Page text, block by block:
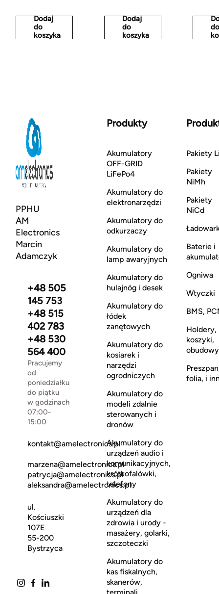
Dodaj
do
koszyka
Dodaj
do
koszyka
do
PPHU
AM
Electronics
Marcin
Adamczyk
+48 505
145 753
+48 515
402 783
+48 530
564 400
Pracujemy
od
poniedziałku
do piątku
w godzinach
07:00-
15:00
kontakt@amelectronics.pl
marzena@amelectronics.pl
patrycja@amelectronics.pl
aleksandra@amelectronics.pl
ul.
Kościuszki
107E
55-200
Bystrzyca
Produkty
Akumulatory
OFF-GRID
LiFePo4
Akumulatory do
elektronarzędzi
Akumulatory do
odkurzaczy
Akumulatory do
lamp awaryjnych
Akumulatory do
hulajnóg i desek
Akumulatory do
łódek
zanętowych
Akumulatory do
kosiarek i
narzędzi
ogrodniczych
Akumulatory do
modeli zdalnie
sterowanych i
dronów
Akumulatory do
urządzeń audio i
komunikacyjnych,
krótkofalówki,
telefony
Akumulatory do
urządzeń dla
zdrowia i urody -
masażery, golarki,
szczoteczki
Akumulatory do
kas fiskalnych,
skanerów,
Pakiety
Pakiety
NiMh
Pakiety
NiCd
Baterie i
Ogniwa
Wtyczki
BMS,
Holdery,
koszyki,
obudowy
folia, i